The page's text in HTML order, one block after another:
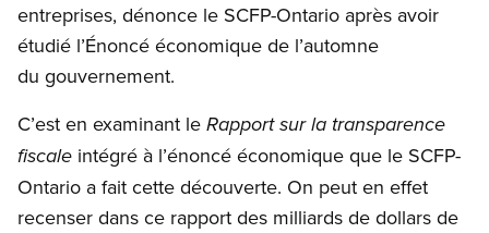
entreprises, dénonce le SCFP-Ontario après avoir
étudié l’Énoncé économique de l’automne
du gouvernement.
C’est en examinant le Rapport sur la transparence
fiscale intégré à l’énoncé économique que le SCFP-
Ontario a fait cette découverte. On peut en effet
recenser dans ce rapport des milliards de dollars de